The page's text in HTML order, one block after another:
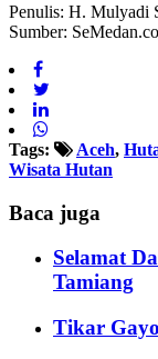
Penulis: H. Mulyadi
Sumber:
Tags: Aceh,
Wisata Hutan
Baca juga
Selamat
Tamiang
Tikar